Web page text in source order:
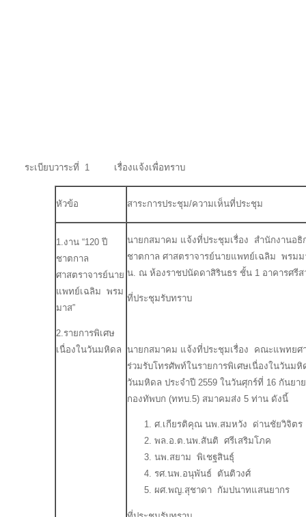
ระเบียบวาระที่ 1 เรื่องแจ้งเพื่อทราบ
หัวข้อ สาระการประชุม/ความเห็นที่ประชุม
1.งาน “120 ปี
ชาตกาล
ศาสตราจารย์นาย
แพทย์เฉลิม พรม
มาส”
2.รายการพิเศษ
เนื่องในวันมหิดล
นายกสมาคม แจ้งที่ประชุมเรื่อง สำนักงานอ
ชาตกาล ศาสตราจารย์นายแพทย์เฉลิม พรมม
น. ณ ห้องราชปนัดดาสิรินธร ชั้น 1 อาคารศรี
ที่ประชุมรับทราบ
นายกสมาคม แจ้งที่ประชุมเรื่อง คณะแพทยศ
ร่วมรับโทรศัพท์ในรายการพิเศษเนื่องในวันม
วันมหิดล ประจำปี 2559 ในวันศุกร์ที่ 16 กันยา
กองทัพบก (ททบ.5) สมาคมส่ง 5 ท่าน ดังนี้
ศ.เกียรติคุณ นพ.สมหวัง ด่านชัยวิจิตร
พล.อ.ต.นพ.สันติ ศรีเสริมโภค
นพ.สยาม พิเชฐสินธุ์
รศ.นพ.อนุพันธ์ ตันติวงศ์
ผศ.พญ.สุชาดา กัมปนาทแสนยากร